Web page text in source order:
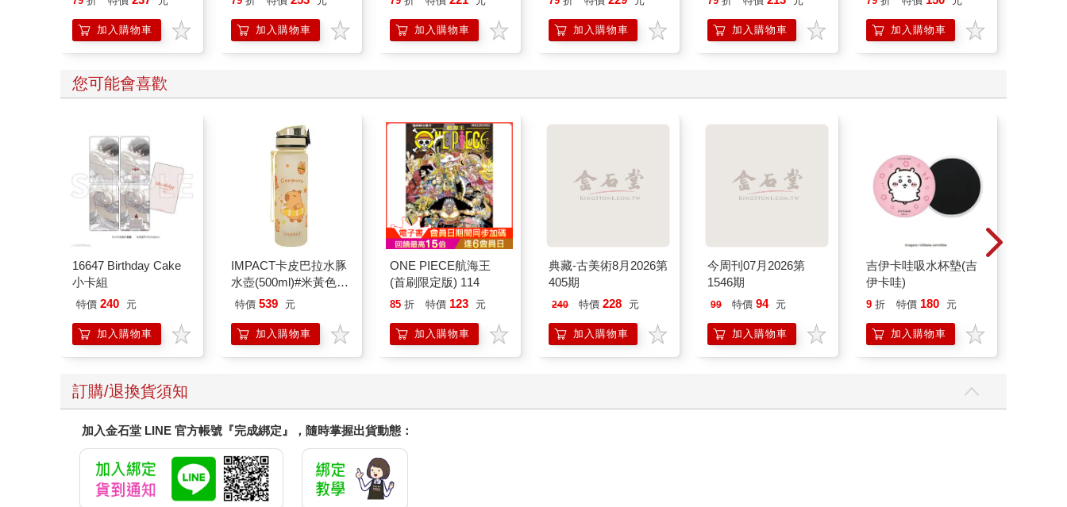
的37個科學方法
加入購物車 加入購物車 加入購物車 加入購物車 加入購物車 加入購物車
您可能會喜歡
16647 Birthday Cake
小卡組
特價 240 元
加入購物車
IMPACT卡皮巴拉水豚
水壺(500ml)#米黃色
IM00B18YL
特價 539 元
加入購物車
ONE PIECE航海王
(首刷限定版) 114
85 折 特價 123 元
加入購物車
典藏-古美術8月2026第
405期
240 特價 228 元
加入購物車
今周刊07月2026第
1546期
99 特價 94 元
加入購物車
吉伊卡哇吸水杯墊(吉
伊卡哇)
9 折 特價 180 元
加入購物車
訂購/退換貨須知
加入金石堂 LINE 官方帳號『完成綁定』，隨時掌握出貨動態：